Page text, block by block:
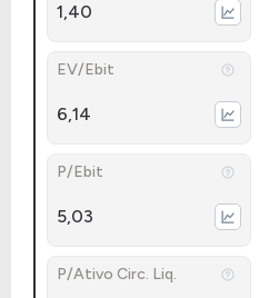
1,40
EV/Ebit
6,14
P/Ebit
5,03
P/Ativo Circ. Liq.